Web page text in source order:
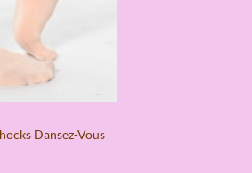
Dansez-Vous